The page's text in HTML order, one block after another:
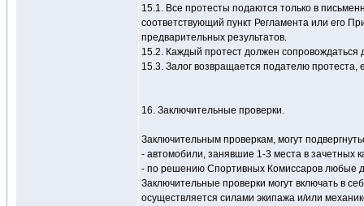
15.1. Все протесты подаются только в
соответствующий пункт Регламента или его
предварительных результатов.
15.2. Каждый протест должен сопровождаться
15.3. Залог возвращается подателю
16. Заключительные проверки.
Заключительным проверкам, могут
- автомобили, занявшие 1-3 места в зачетных
- по решению Спортивных Комиссаров любые
Заключительные проверки могут включать в
осуществляется силами экипажа и/или